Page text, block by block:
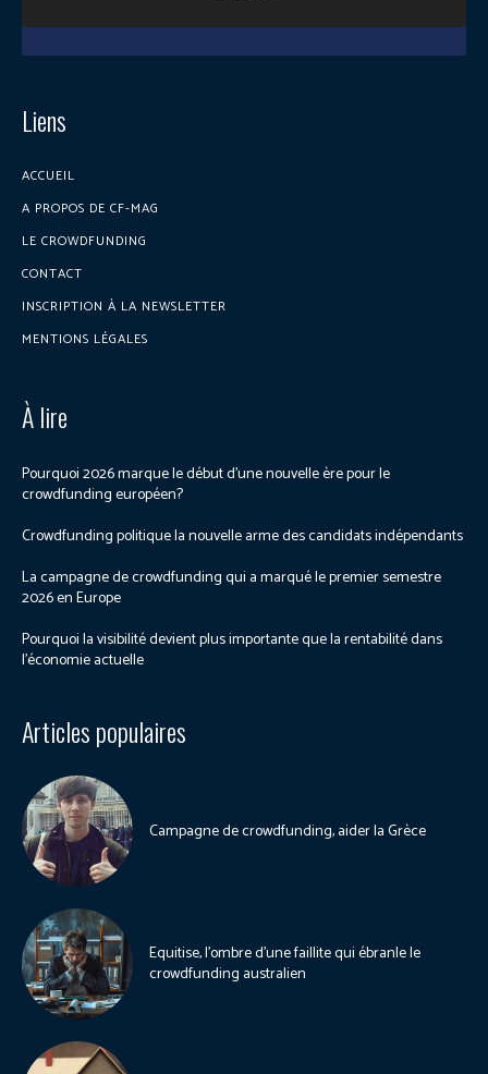
Liens
ACCUEIL
A PROPOS DE CF-MAG
LE CROWDFUNDING
CONTACT
INSCRIPTION À LA NEWSLETTER
MENTIONS LÉGALES
À lire
Pourquoi 2026 marque le début d’une nouvelle ère pour le
crowdfunding européen?
Crowdfunding politique la nouvelle arme des candidats indépendants
La campagne de crowdfunding qui a marqué le premier semestre
2026 en Europe
Pourquoi la visibilité devient plus importante que la rentabilité dans
l’économie actuelle
Articles populaires
Campagne de crowdfunding, aider la Grèce
Equitise, l’ombre d’une faillite qui ébranle le
crowdfunding australien